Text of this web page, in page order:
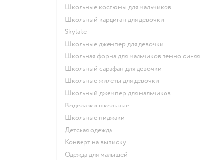
Школьные костюмы для мальчиков
Школьный кардиган для девочки
Skylake
Школьные джемпер для девочки
Школьная форма для мальчиков темно синяя
Школьный сарафан для девочки
Школьные жилеты для девочки
Школьный джемпер для мальчиков
Водолазки школьные
Школьные пиджаки
Детская одежда
Конверт на выписку
Одежда для малышей